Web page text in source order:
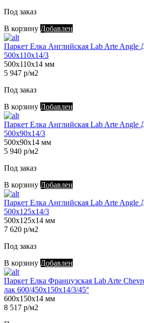
Под заказ
В корзину Добавлен
Паркет Елка Английская Lab Arte Angle
500х110х14/3
500х110х14 мм
5 947 р/м2
Под заказ
В корзину Добавлен
Паркет Елка Английская Lab Arte Angle
500х90х14/3
500х90х14 мм
5 940 р/м2
Под заказ
В корзину Добавлен
Паркет Елка Английская Lab Arte Angle
500х125х14/3
500х125х14 мм
7 620 р/м2
Под заказ
В корзину Добавлен
Паркет Елка Французская Lab Arte
лак 600/450х150х14/3/45°
600х150х14 мм
8 517 р/м2